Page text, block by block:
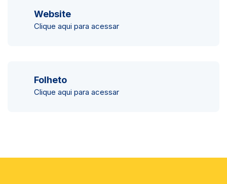
Website
Clique aqui para acessar
Folheto
Clique aqui para acessar